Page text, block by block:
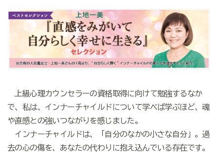
上級心理カウンセラーの資格取得に向けて勉強するなか
で、私は、インナーチャイルドについて学べば学ぶほど、魂
や直感との強いつながりを感じました。
インナーチャイルドは、「自分のなかの小さな自分」。過
去の心の傷を、あなたの代わりに抱え込んでいる存在です。